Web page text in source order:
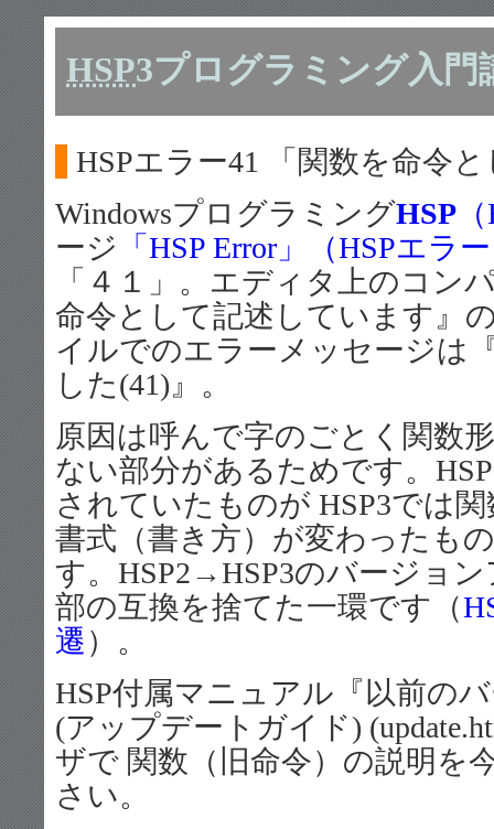
HSP3プログラミング入門
HSPエラー41 「関数を命令
WindowsプログラミングHSP
ージ 「HSP Error」（HSPエラ
「４１」。エディタ上のコン
命令として記述しています』
イルでのエラーメッセージは
した(41)』。
原因は呼んで字のごとく関数
ない部分があるためです。
されていたものが HSP3では
書式（書き方）が変わったも
す。HSP2→HSP3のバージョ
部の互換を捨てた一環です（
遷）。
HSP付属マニュアル『以前の
(アップデートガイド)
ザで 関数（旧命令）の説明を
さい。